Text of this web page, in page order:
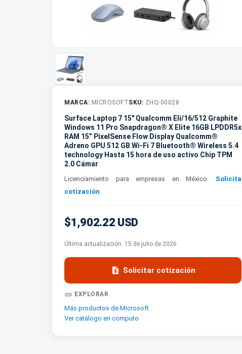
MARCA: MICROSOFTSKU: ZHQ-00028
Surface Laptop 7 15" Qualcomm Eli/16/512 Graphite
Windows 11 Pro Snapdragon® X Elite 16GB LPDDR5x
RAM 15” PixelSense Flow Display Qualcomm®
Adreno GPU 512 GB Wi-Fi 7 Bluetooth® Wireless 5.4
technology Hasta 15 hora de uso activo Chip TPM
2.0 Cámar
Licenciamiento para empresas en México. Solicita
cotización
$1,902.22 USD
Última actualización: 15 de julio de 2026
 Solicitar cotización
 EXPLORAR
Más productos de Microsoft
Ver catálogo en computo